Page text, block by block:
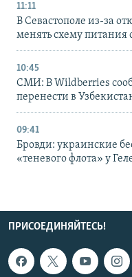
11:11
В Севастополе из-за
менять схему питания
10:45
СМИ: В Wildberries
перенести в
09:41
Бровди: украинские
«теневого флота» у
ПРИСОЕДИНЯЙТЕСЬ!